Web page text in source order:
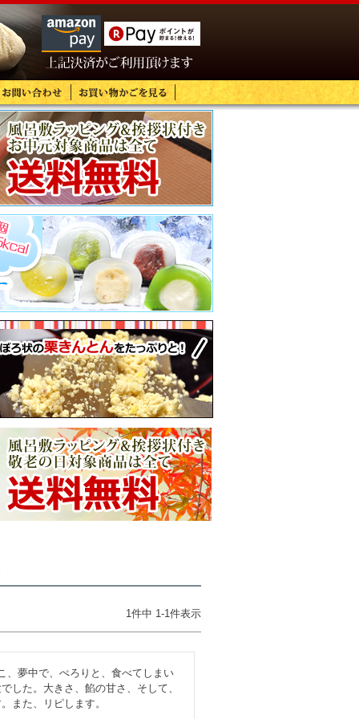
1件中 1-1件表示
、夢中で、ぺろりと、食べてしまい
した。大きさ、餡の甘さ、そして、
また、リピします。